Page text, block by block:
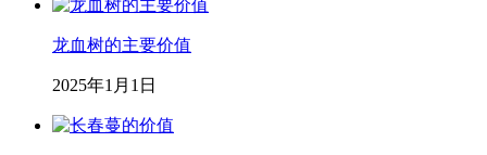
龙血树的主要价值
2025年1月1日